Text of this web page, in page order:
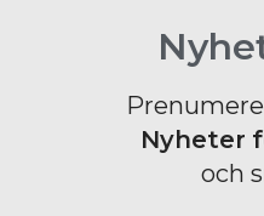
Nyheter
och